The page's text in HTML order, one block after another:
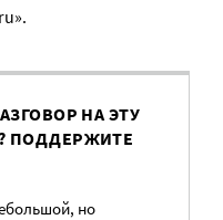
НА ЭТУ
ПОДДЕРЖИТЕ
но